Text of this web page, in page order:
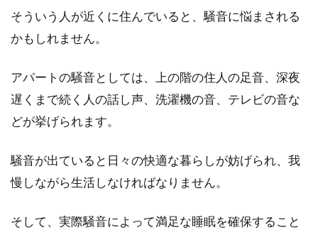
現在アパートのような共同住宅にお住いの方
定義や呼び方の違いを解説
そういう人が近くに住んでいると、騒音に悩まされる
かもしれません。
アパートの騒音としては、上の階の住人の足音、深夜
遅くまで続く人の話し声、洗濯機の音、テレビの音な
どが挙げられます。
騒音が出ていると日々の快適な暮らしが妨げられ、我
慢しながら生活しなければなりません。
そして、実際騒音によって満足な睡眠を確保すること